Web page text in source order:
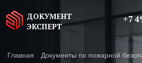
ДОКУМЕНТ
ЭКСПЕРТ
+7
Главная Документы по пожарной